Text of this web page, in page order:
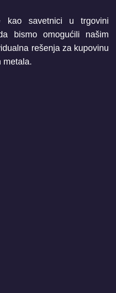
kao savetnici u trgovini
bismo omogućili našim
rešenja za kupovinu
metala.